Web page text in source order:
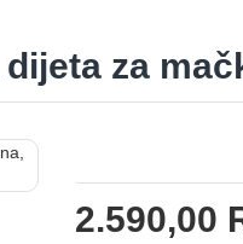
za
2.590,00